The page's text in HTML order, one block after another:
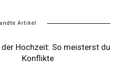
Artikel
Hochzeit: So meisterst du
Konflikte